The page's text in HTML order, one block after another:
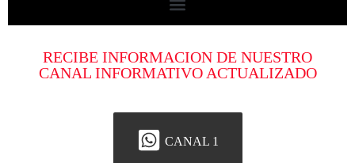
RECIBE INFORMACION DE NUESTRO
CANAL INFORMATIVO ACTUALIZADO
CANAL 1